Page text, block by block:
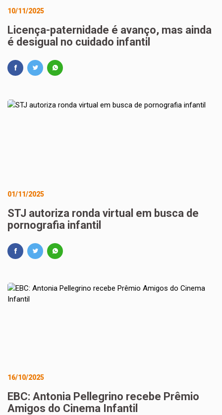
10/11/2025
Licença-paternidade é avanço, mas ainda
é desigual no cuidado infantil
01/11/2025
STJ autoriza ronda virtual em busca de
pornografia infantil
16/10/2025
EBC: Antonia Pellegrino recebe Prêmio
Amigos do Cinema Infantil